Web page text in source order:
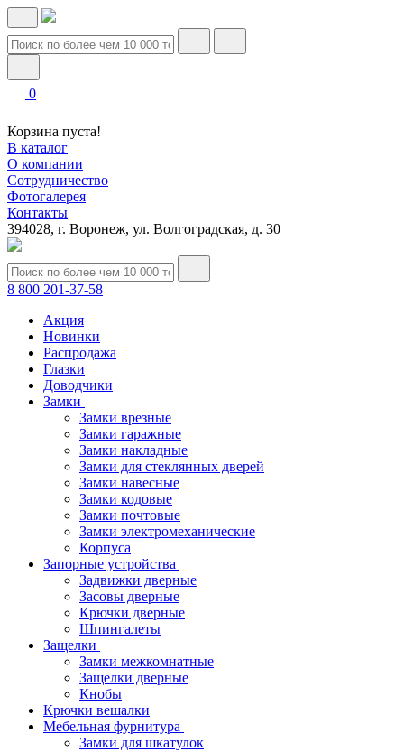
0
Корзина пуста!
В каталог
О компании
Сотрудничество
Фотогалерея
Контакты
394028, г. Воронеж, ул. Волгоградская, д. 30
8 800 201-37-58
Акция
Новинки
Распродажа
Глазки
Доводчики
Замки
Замки врезные
Замки гаражные
Замки накладные
Замки для стеклянных дверей
Замки навесные
Замки кодовые
Замки почтовые
Замки электромеханические
Корпуса
Запорные устройства
Задвижки дверные
Засовы дверные
Крючки дверные
Шпингалеты
Защелки
Замки межкомнатные
Защелки дверные
Кнобы
Крючки вешалки
Мебельная фурнитура
Замки для шкатулок